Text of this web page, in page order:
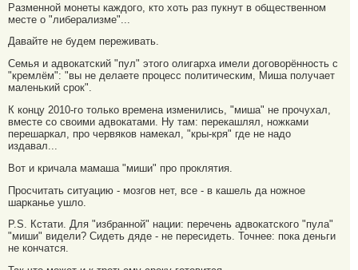
Разменной монеты каждого, кто хоть раз пукнут в общественном
месте о "либерализме"...
Давайте не будем переживать.
Семья и адвокатский "пул" этого олигарха имели договорённость с
"кремлём": "вы не делаете процесс политическим, Миша получает
маленький срок".
К концу 2010-го только времена изменились, "миша" не прочухал,
вместе со своими адвокатами. Ну там: перекашлял, ножками
перешаркал, про червяков намекал, "кры-кря" где не надо
издавал...
Вот и кричала мамаша "миши" про проклятия.
Просчитать ситуацию - мозгов нет, все - в кашель да ножное
шарканье ушло.
P.S. Кстати. Для "избранной" нации: перечень адвокатского "пула"
"миши" видели? Сидеть дяде - не пересидеть. Точнее: пока деньги
не кончатся.